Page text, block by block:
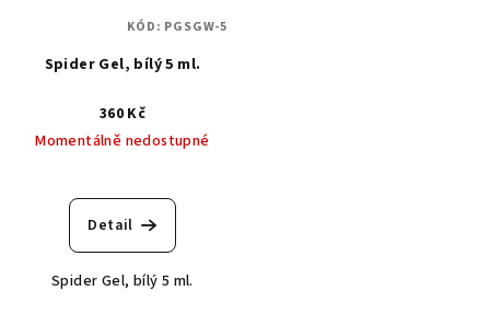
Spider Gel, bílý 5 ml.
360 Kč
Momentálně nedostupné
Detail
Spider Gel, bílý 5 ml.
KÓD: PGSGW-5